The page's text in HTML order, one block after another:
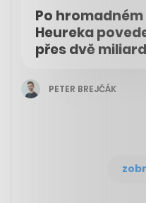
Po
Heureka
přes dvě
PETER BREJČÁK